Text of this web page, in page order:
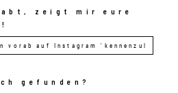
zeigt mir eure
gefunden?